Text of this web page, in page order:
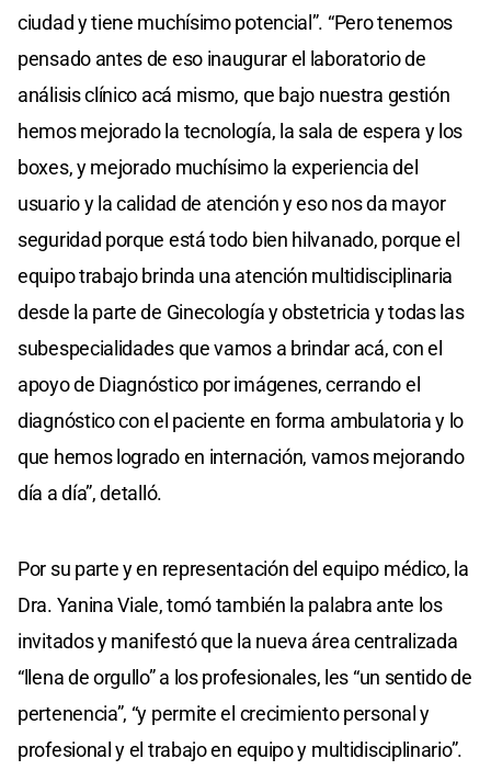
ciudad y tiene muchísimo potencial”. “Pero tenemos
pensado antes de eso inaugurar el laboratorio de
análisis clínico acá mismo, que bajo nuestra gestión
hemos mejorado la tecnología, la sala de espera y los
boxes, y mejorado muchísimo la experiencia del
usuario y la calidad de atención y eso nos da mayor
seguridad porque está todo bien hilvanado, porque el
equipo trabajo brinda una atención multidisciplinaria
desde la parte de Ginecología y obstetricia y todas las
subespecialidades que vamos a brindar acá, con el
apoyo de Diagnóstico por imágenes, cerrando el
diagnóstico con el paciente en forma ambulatoria y lo
que hemos logrado en internación, vamos mejorando
día a día”, detalló.
Por su parte y en representación del equipo médico, la
Dra. Yanina Viale, tomó también la palabra ante los
invitados y manifestó que la nueva área centralizada
“llena de orgullo” a los profesionales, les “un sentido de
pertenencia”, “y permite el crecimiento personal y
profesional y el trabajo en equipo y multidisciplinario”.